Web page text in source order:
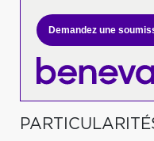
Demandez une